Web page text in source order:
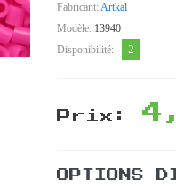
Fabricant: Artkal
Modèle: 13940
Disponibilité:
2
Prix:
OPTIONS